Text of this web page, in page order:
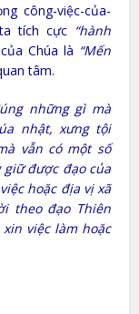
công-việc-của-
tích cực “hành
Chúa là “Mến
tâm.
những gì mà
nhật, xưng tội
vẫn có một số
được đạo của
hoặc địa vị xã
theo đạo Thiên
việc làm hoặc